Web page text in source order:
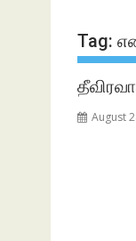
Tag:
August